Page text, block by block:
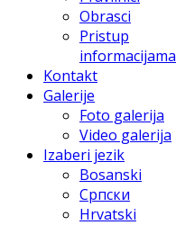
Obrasci
Pristup
informacijama
Kontakt
Galerije
Foto galerija
Video galerija
Izaberi jezik
Bosanski
Српски
Hrvatski